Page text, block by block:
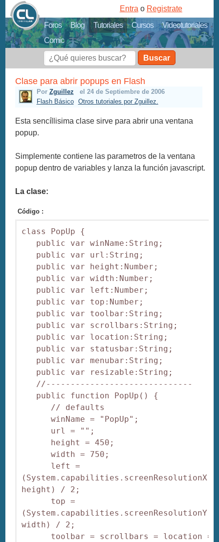
Foros Blog Tutoriales Cursos
Videotutoriales
Comic
Entra o Registrate
Buscar
Clase para abrir popups en Flash
Por Zguillez
el 24 de Septiembre de 2006
Flash Básico
Otros tutoriales por Zguillez.
Esta sencíllisima clase sirve para abrir una ventana
popup.
Simplemente contiene las parametros de la ventana
popup dentro de variables y lanza la función javascript.
La clase:
Código :
class PopUp {
public var winName:String;
public var url:String;
public var height:Number;
public var width:Number;
public var left:Number;
public var top:Number;
public var toolbar:String;
public var scrollbars:String;
public var location:String;
public var statusbar:String;
public var menubar:String;
public var resizable:String;
//------------------------------
public function PopUp() {
// defaults
winName = "PopUp";
url = "";
height = 450;
width = 750;
left =
(System.capabilities.screenResolutionX -
height) / 2;
top =
(System.capabilities.screenResolutionY -
width) / 2;
toolbar = scrollbars = location =